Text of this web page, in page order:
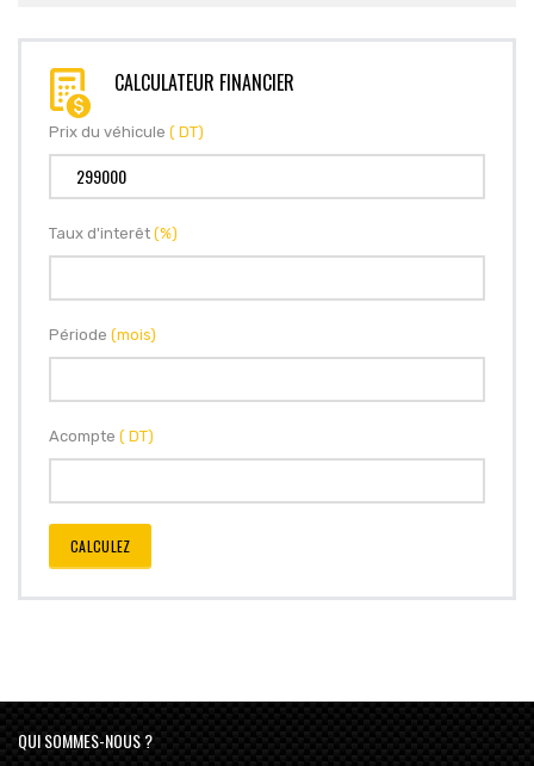
CALCULATEUR FINANCIER
Prix du véhicule ( DT)
Taux d'interêt (%)
Période (mois)
Acompte ( DT)
CALCULEZ
QUI SOMMES-NOUS ?